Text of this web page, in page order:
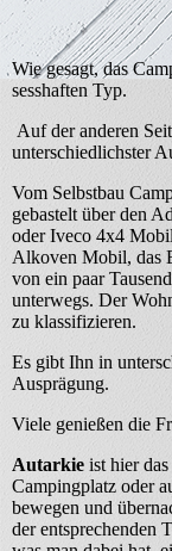
Wie gesagt, das
sesshaften Typ.
Auf der anderen
unterschiedlichster
Vom Selbstbau
gebastelt über den
oder Iveco 4x4
Alkoven Mobil, das
von ein paar
unterwegs. Der
zu klassifizieren.
Es gibt Ihn in
Ausprägung.
Viele genießen die
Autarkie ist hier
Campingplatz oder
bewegen und
der entsprechenden